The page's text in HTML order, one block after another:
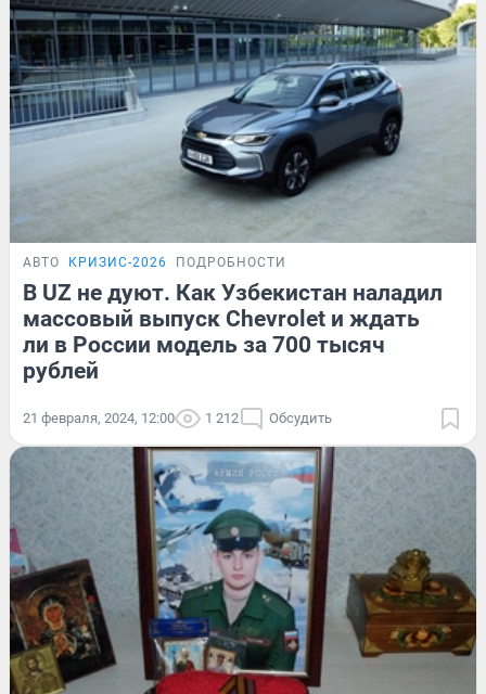
АВТО КРИЗИС-2026 ПОДРОБНОСТИ
В UZ не дуют. Как Узбекистан наладил
массовый выпуск Chevrolet и ждать
ли в России модель за 700 тысяч
рублей
21 февраля, 2024, 12:00 1 212 Обсудить